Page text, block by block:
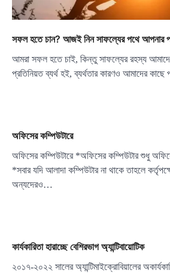
সফল হতে চান? আজই নিন সাফল্যের পথে আপনার
আমরা সফল হতে চাই, কিন্তু সাফল্যের রহস্য
প্রতিনিয়ত ব্যর্থ হই, ব্যর্থতার কারণও আমাদের কাছে
অফিসের কম্পিউটারে
অফিসের কম্পিউটারে *অফিসের কম্পিউটার শুধু
*সবার যদি আলাদা কম্পিউটার না থাকে তাহলে
অন্যদেরও…
কার্যকারিতা হারাচ্ছে বেশিরভাগ অ্যান্টিবায়োটিক
২০১৭-২০২২ সালের অ্যান্টিমাইক্রোবিয়ালের